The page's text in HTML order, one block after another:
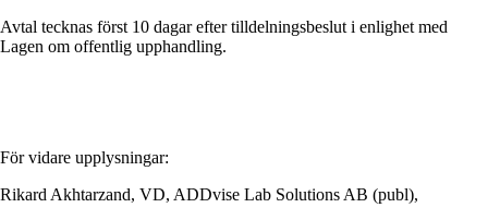
Avtal tecknas först 10 dagar efter tilldelningsbeslut i enlighet med
Lagen om offentlig upphandling.
För vidare upplysningar:
Rikard Akhtarzand, VD, ADDvise Lab Solutions AB (publ),